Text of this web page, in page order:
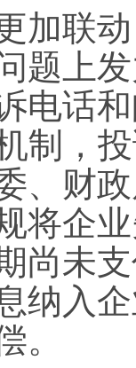
联动
题上
电话
制，
、财
将企
尚未
纳入
。